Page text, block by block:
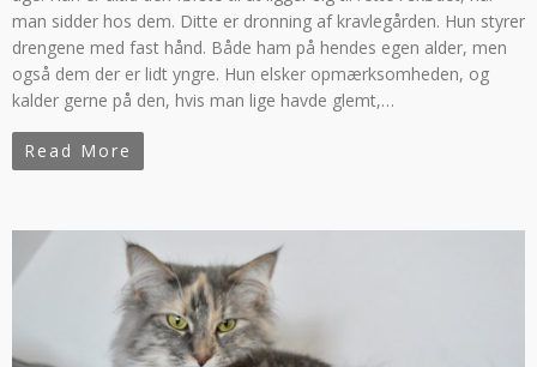
man sidder hos dem. Ditte er dronning af kravlegården. Hun styrer
drengene med fast hånd. Både ham på hendes egen alder, men
også dem der er lidt yngre. Hun elsker opmærksomheden, og
kalder gerne på den, hvis man lige havde glemt,…
Read More